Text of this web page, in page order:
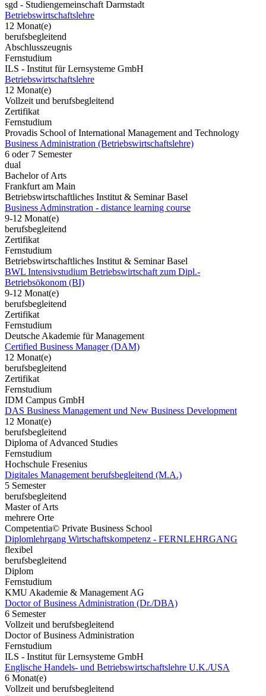
sgd - Studiengemeinschaft Darmstadt
Betriebswirtschaftslehre
12 Monat(e)
berufsbegleitend
Abschlusszeugnis
Fernstudium
ILS - Institut für Lernsysteme GmbH
Betriebswirtschaftslehre
12 Monat(e)
Vollzeit und berufsbegleitend
Zertifikat
Fernstudium
Provadis School of International Management and Technology
Business Administration (Betriebswirtschaftslehre)
6 oder 7 Semester
dual
Bachelor of Arts
Frankfurt am Main
Betriebswirtschaftliches Institut & Seminar Basel
Business Adminstration - distance learning course
9-12 Monat(e)
berufsbegleitend
Zertifikat
Fernstudium
Betriebswirtschaftliches Institut & Seminar Basel
BWL Intensivstudium Betriebswirtschaft zum Dipl.-
Betriebsökonom (BI)
9-12 Monat(e)
berufsbegleitend
Zertifikat
Fernstudium
Deutsche Akademie für Management
Certified Business Manager (DAM)
12 Monat(e)
berufsbegleitend
Zertifikat
Fernstudium
IDM Campus GmbH
DAS Business Management und New Business Development
12 Monat(e)
berufsbegleitend
Diploma of Advanced Studies
Fernstudium
Hochschule Fresenius
Digitales Management berufsbegleitend (M.A.)
5 Semester
berufsbegleitend
Master of Arts
mehrere Orte
Competentia© Private Business School
Diplomlehrgang Wirtschaftskompetenz - FERNLEHRGANG
flexibel
berufsbegleitend
Diplom
Fernstudium
KMU Akademie & Management AG
Doctor of Business Administration (Dr./DBA)
6 Semester
Vollzeit und berufsbegleitend
Doctor of Business Administration
Fernstudium
ILS - Institut für Lernsysteme GmbH
Englische Handels- und Betriebswirtschaftslehre U.K./USA
6 Monat(e)
Vollzeit und berufsbegleitend